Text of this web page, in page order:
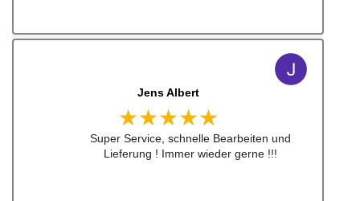
Jens Albert
★★★★★
Super Service, schnelle Bearbeiten und
Lieferung ! Immer wieder gerne !!!